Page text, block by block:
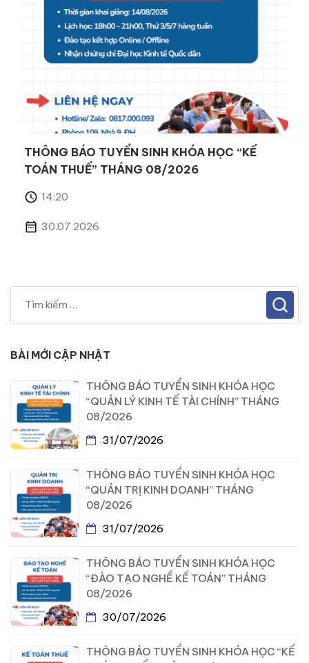
THÔNG BÁO TUYỂN SINH KHÓA HỌC “KẾ
TOÁN THUẾ” THÁNG 08/2026
14:20
30.07.2026
BÀI MỚI CẬP NHẬT
THÔNG BÁO TUYỂN SINH KHÓA HỌC
“QUẢN LÝ KINH TẾ TÀI CHÍNH” THÁNG
08/2026
31/07/2026
THÔNG BÁO TUYỂN SINH KHÓA HỌC
“QUẢN TRỊ KINH DOANH” THÁNG
08/2026
31/07/2026
THÔNG BÁO TUYỂN SINH KHÓA HỌC
“ĐÀO TẠO NGHỀ KẾ TOÁN” THÁNG
08/2026
30/07/2026
THÔNG BÁO TUYỂN SINH KHÓA HỌC “KẾ